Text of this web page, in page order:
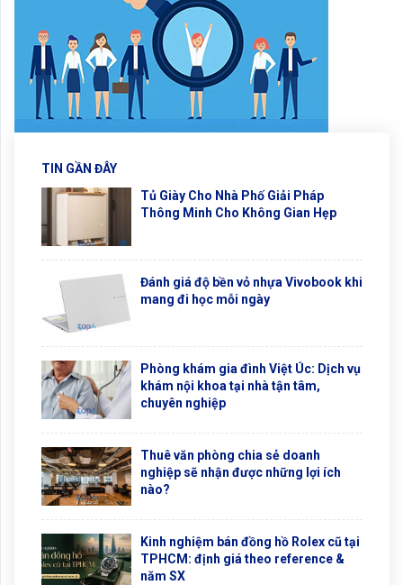
TIN GẦN ĐÂY
Tủ Giày Cho Nhà Phố Giải Pháp
Thông Minh Cho Không Gian Hẹp
Đánh giá độ bền vỏ nhựa Vivobook khi
mang đi học mỗi ngày
Phòng khám gia đình Việt Úc: Dịch vụ
khám nội khoa tại nhà tận tâm,
chuyên nghiệp
Thuê văn phòng chia sẻ doanh
nghiệp sẽ nhận được những lợi ích
nào?
Kinh nghiệm bán đồng hồ Rolex cũ tại
TPHCM: định giá theo reference &
năm SX